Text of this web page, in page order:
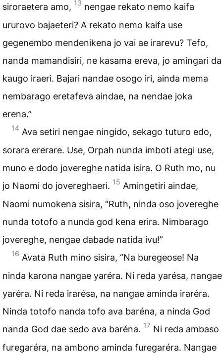
siroraetera amo, 13 nengae rekato nemo kaifa
ururovo bajaeteri? A rekato nemo kaifa use
gegenembo mendenikena jo vai ae irarevu? Tefo,
nanda mamandisiri, ne kasama ereva, jo amingari da
kaugo iraeri. Bajari nandae osogo iri, ainda mema
nembarago eretafeva aindae, na nendae joka
erena.”
14 Ava setiri nengae ningido, sekago tuturo edo,
sorara ererare. Use, Orpah nunda imboti ategi use,
muno e dodo jovereghe natida isira. O Ruth mo, nu
jo Naomi do jovereghaeri. 15 Amingetiri aindae,
Naomi numokena sisira, “Ruth, ninda oso jovereghe
nunda totofo a nunda god kena erira. Nimbarago
jovereghe, nengae dabade natida ivu!”
16 Avata Ruth mino sisira, “Na buregeose! Na
ninda karona nangae yaréra. Ni reda yarésa, nangae
yaréra. Ni reda irarésa, na nangae aminda iraréra.
Ninda totofo nanda tofo ava baréna, a ninda God
nanda God dae sedo ava baréna. 17 Ni reda ambaso
furegaréra, na ambono aminda furegaréra. Nangae